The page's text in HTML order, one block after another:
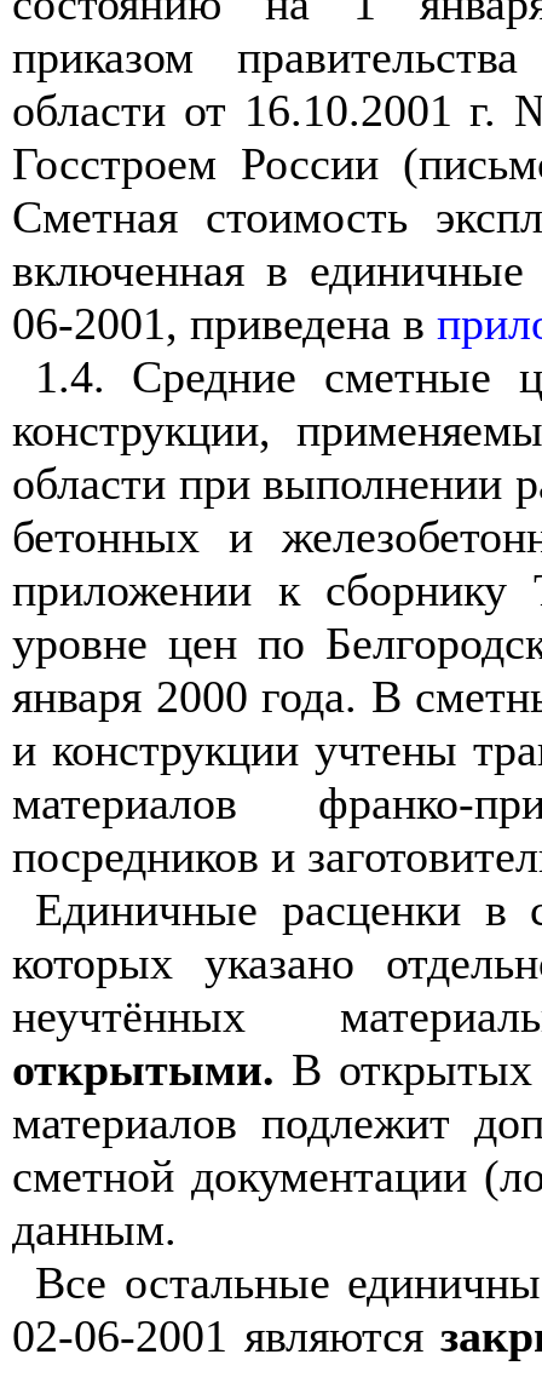
приказом
области от 16.10.2001 г.
Госстроем России
Сметная стоимость
включенная в
06-2001, приведена в
1.4. Средние сметные
конструкции,
области при выполнении
бетонных и
приложении к сборнику
уровне цен по
января 2000 года. В
и конструкции учтены
материалов франко-
посредников и
Единичные расценки в
которых указано
неучтённых
открытыми. В открытых
материалов подлежит
сметной документации
данным.
Все остальные
02-06-2001 являются